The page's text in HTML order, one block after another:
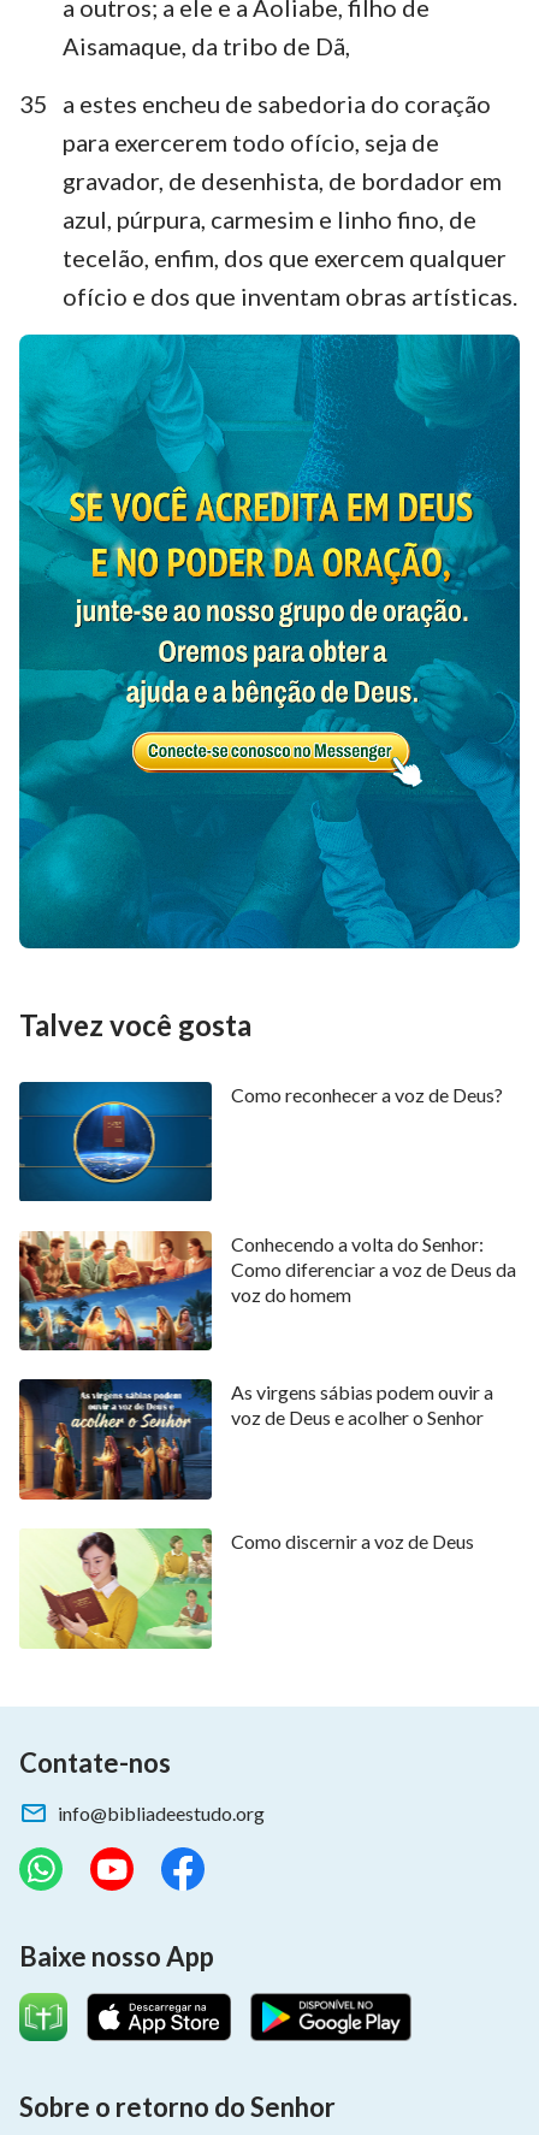
a outros; a ele e a Aoliabe, filho de
Aisamaque, da tribo de Dã,
35
a estes encheu de sabedoria do coração
para exercerem todo ofício, seja de
gravador, de desenhista, de bordador em
azul, púrpura, carmesim e linho fino, de
tecelão, enfim, dos que exercem qualquer
ofício e dos que inventam obras artísticas.
Talvez você gosta
Como reconhecer a voz de Deus?
Conhecendo a volta do Senhor:
Como diferenciar a voz de Deus da
voz do homem
As virgens sábias podem ouvir a
voz de Deus e acolher o Senhor
Como discernir a voz de Deus
Contate-nos
info@bibliadeestudo.org
Baixe nosso App
Sobre o retorno do Senhor